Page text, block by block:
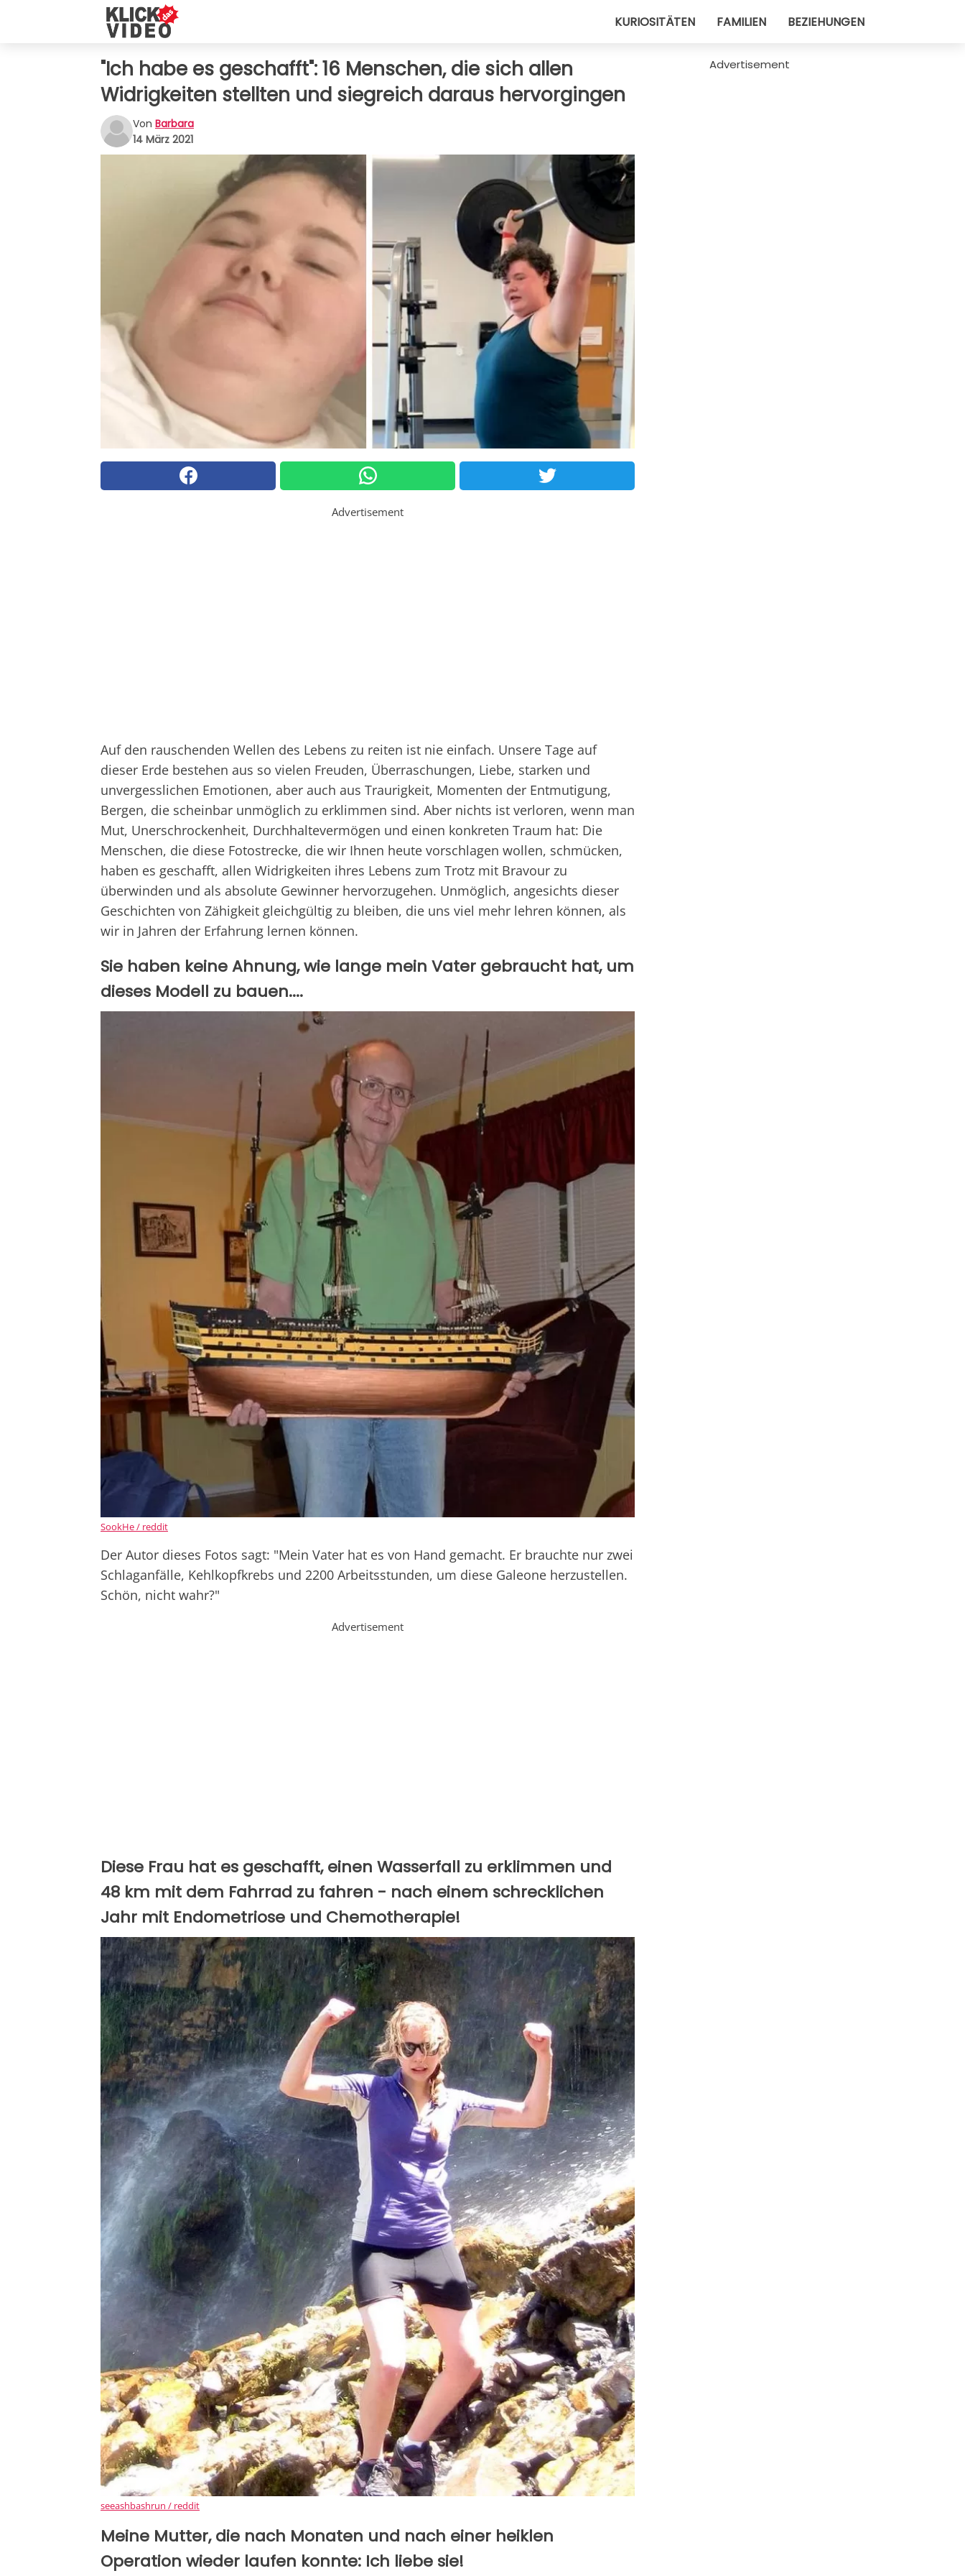
KURIOSITÄTEN FAMILIEN BEZIEHUNGEN
"Ich habe es geschafft": 16 Menschen, die sich allen
Widrigkeiten stellten und siegreich daraus hervorgingen
Von Barbara
14 März 2021
Advertisement
Auf den rauschenden Wellen des Lebens zu reiten ist nie einfach. Unsere Tage auf
dieser Erde bestehen aus so vielen Freuden, Überraschungen, Liebe, starken und
unvergesslichen Emotionen, aber auch aus Traurigkeit, Momenten der Entmutigung,
Bergen, die scheinbar unmöglich zu erklimmen sind. Aber nichts ist verloren, wenn man
Mut, Unerschrockenheit, Durchhaltevermögen und einen konkreten Traum hat: Die
Menschen, die diese Fotostrecke, die wir Ihnen heute vorschlagen wollen, schmücken,
haben es geschafft, allen Widrigkeiten ihres Lebens zum Trotz mit Bravour zu
überwinden und als absolute Gewinner hervorzugehen. Unmöglich, angesichts dieser
Geschichten von Zähigkeit gleichgültig zu bleiben, die uns viel mehr lehren können, als
wir in Jahren der Erfahrung lernen können.
Sie haben keine Ahnung, wie lange mein Vater gebraucht hat, um
dieses Modell zu bauen....
SookHe / reddit
Der Autor dieses Fotos sagt: "Mein Vater hat es von Hand gemacht. Er brauchte nur zwei
Schlaganfälle, Kehlkopfkrebs und 2200 Arbeitsstunden, um diese Galeone herzustellen.
Schön, nicht wahr?"
Advertisement
Diese Frau hat es geschafft, einen Wasserfall zu erklimmen und
48 km mit dem Fahrrad zu fahren - nach einem schrecklichen
Jahr mit Endometriose und Chemotherapie!
seeashbashrun / reddit
Meine Mutter, die nach Monaten und nach einer heiklen
Operation wieder laufen konnte: Ich liebe sie!
Advertisement